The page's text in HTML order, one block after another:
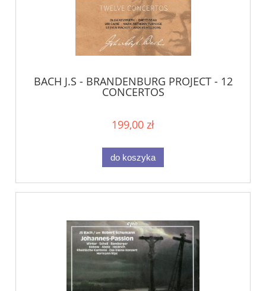
BACH J.S - BRANDENBURG PROJECT - 12
CONCERTOS
199,00 zł
do koszyka